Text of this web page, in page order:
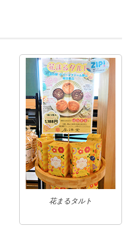
花まるタルト